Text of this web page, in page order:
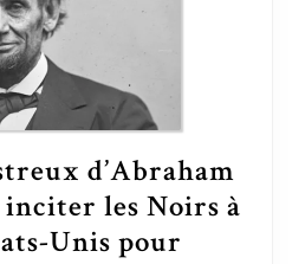
d’Abraham
les Noirs à
Unis pour